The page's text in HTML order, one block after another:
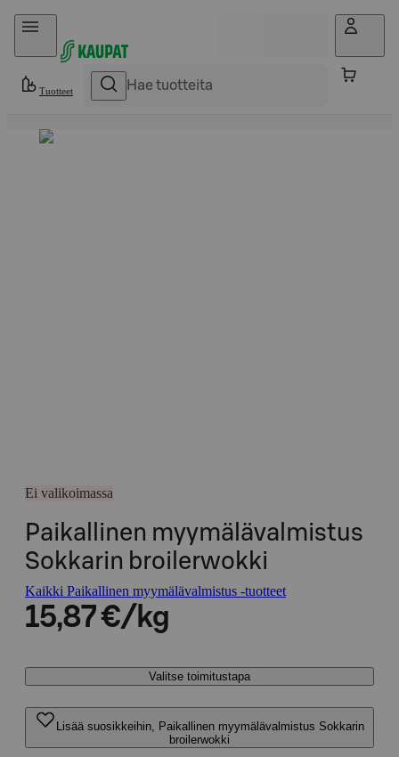
Hyppää sisältöön
Tuotteet
Ei valikoimassa
Paikallinen myymälävalmistus
Sokkarin broilerwokki
Kaikki Paikallinen myymälävalmistus -tuotteet
15,87 €/kg
Valitse toimitustapa
Lisää suosikkeihin, Paikallinen myymälävalmistus Sokkarin
broilerwokki